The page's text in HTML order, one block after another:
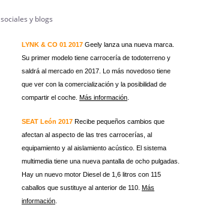
LYNK & CO 01 2017 Geely lanza una nueva marca.
Su primer modelo tiene carrocería de todoterreno y
saldrá al mercado en 2017. Lo más novedoso tiene
que ver con la comercialización y la posibilidad de
compartir el coche. Más información
SEAT León 2017 Recibe pequeños cambios que
afectan al aspecto de las tres carrocerías, al
equipamiento y al aislamiento acústico. El sistema
multimedia tiene una nueva pantalla de ocho pulgadas.
Hay un nuevo motor Diesel de 1,6 litros con 115
caballos que sustituye al anterior de 110. Más
información